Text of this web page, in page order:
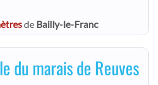
de Bailly-le-Franc
du marais de Reuves